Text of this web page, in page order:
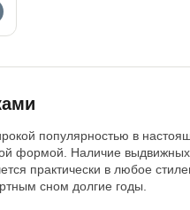
популярностью в
формой. Наличие
практически в любое
сном долгие годы.